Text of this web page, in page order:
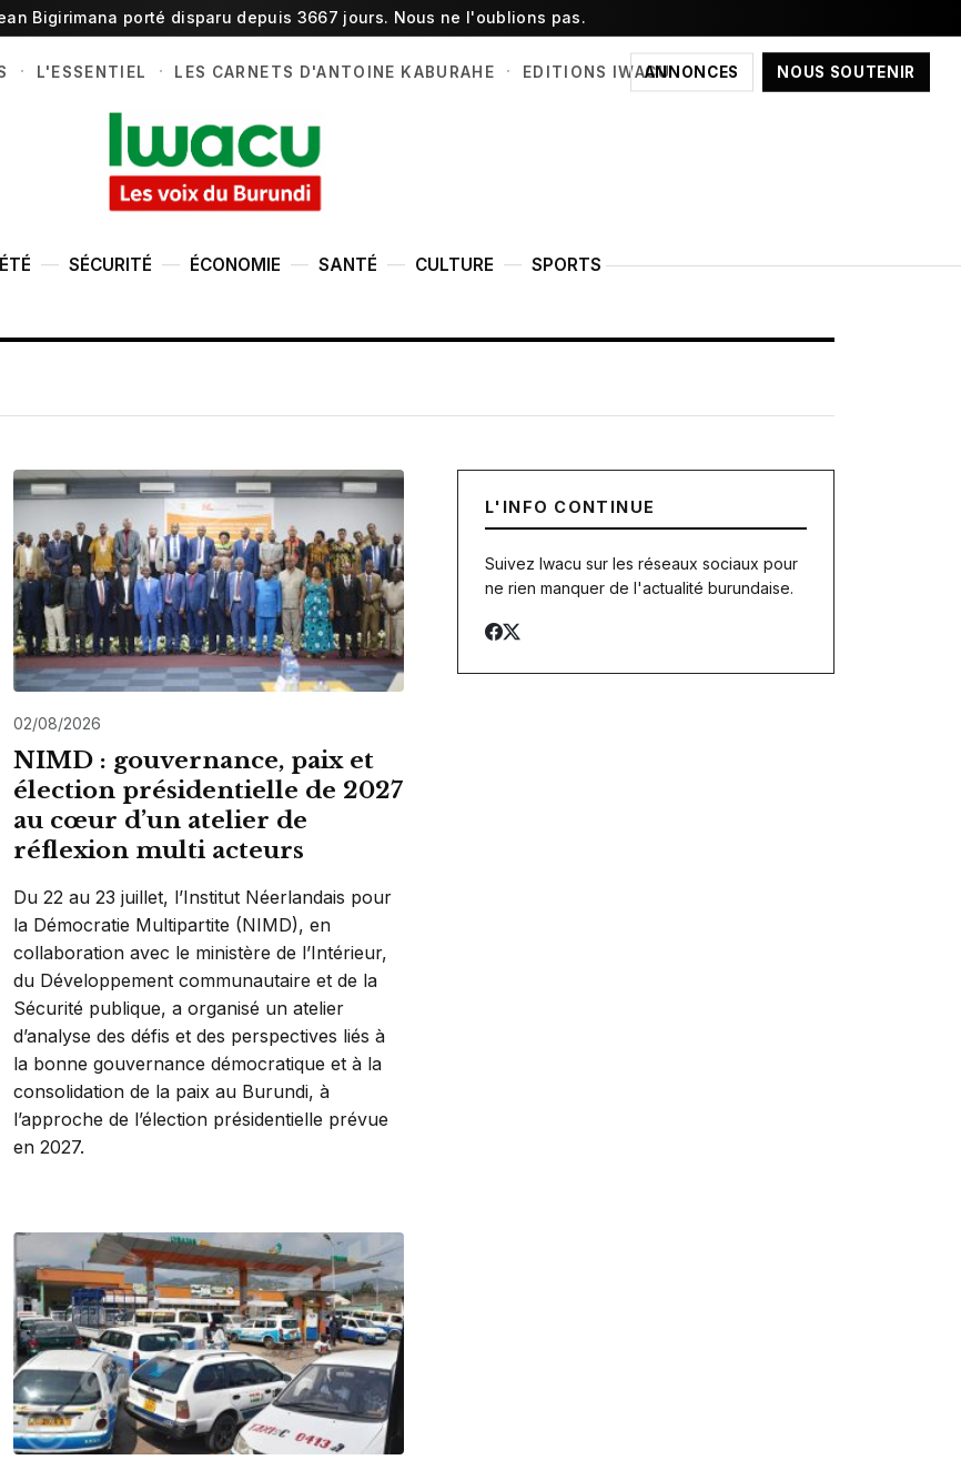
Bigirimana porté disparu depuis 3667 jours. Nous ne l'oublions pas.
ANNONCES NOUS SOUTENIR
· L'ESSENTIEL · LES CARNETS D'ANTOINE KABURAHE · EDITIONS IWACU
SÉCURITÉ ÉCONOMIE SANTÉ CULTURE SPORTS
02/08/2026
NIMD : gouvernance, paix et
élection présidentielle de 2027
au cœur d’un atelier de
réflexion multi acteurs
Du 22 au 23 juillet, l’Institut Néerlandais pour
la Démocratie Multipartite (NIMD), en
collaboration avec le ministère de l’Intérieur,
du Développement communautaire et de la
Sécurité publique, a organisé un atelier
d’analyse des défis et des perspectives liés à
la bonne gouvernance démocratique et à la
consolidation de la paix au Burundi, à
l’approche de l’élection présidentielle prévue
en 2027.
L'INFO CONTINUE
Suivez Iwacu sur les réseaux sociaux pour
ne rien manquer de l'actualité burundaise.